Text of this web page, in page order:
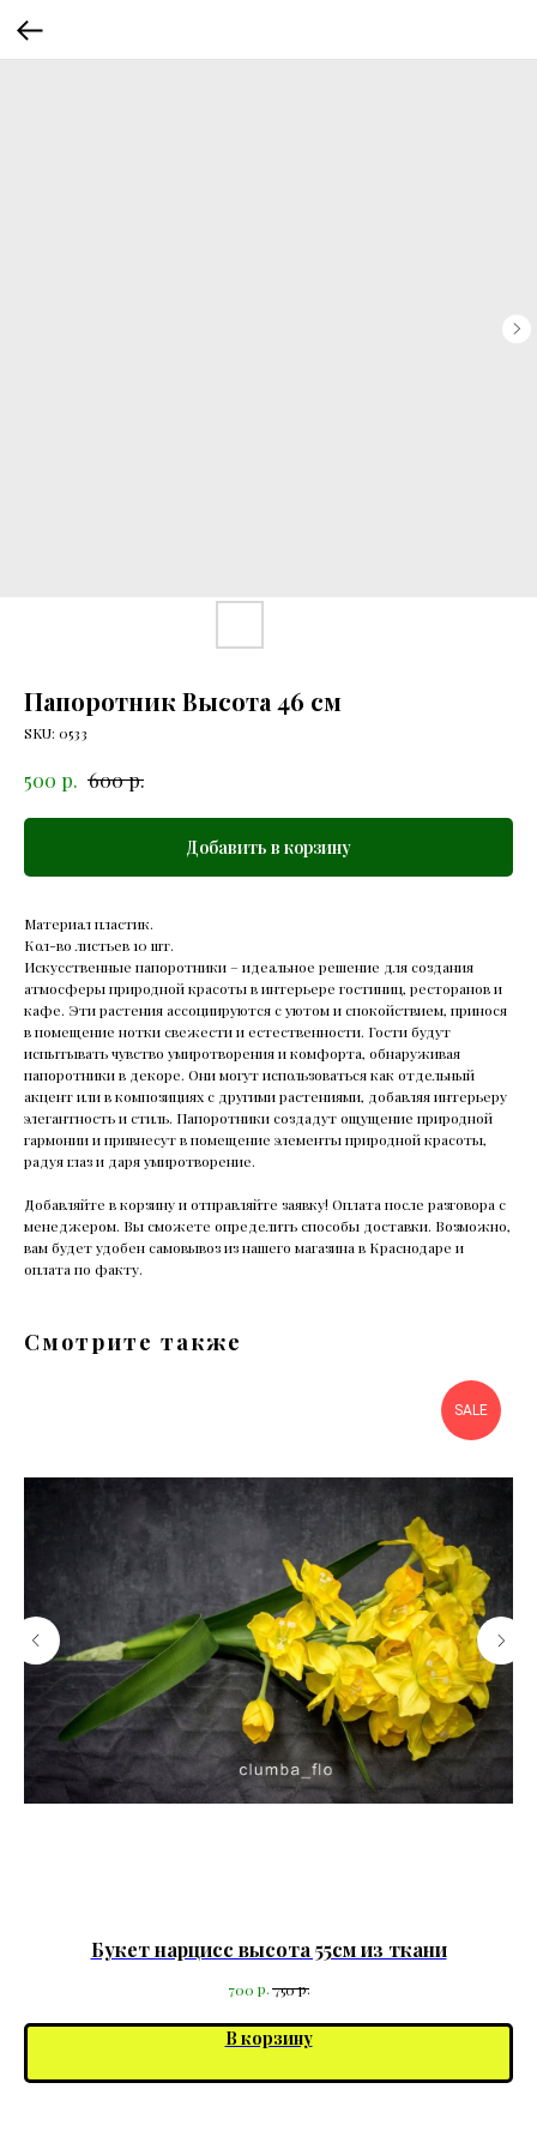
Папоротник Высота 46 см
SKU: 0533
500 р. 600р.
Добавить в корзину
Материал пластик.
Кол-во листьев 10 шт.
Искусственные папоротники – идеальное решение для создания
атмосферы природной красоты в интерьере гостиниц, ресторанов и
кафе. Эти растения ассоциируются с уютом и спокойствием, принося
в помещение нотки свежести и естественности. Гости будут
испытывать чувство умиротворения и комфорта, обнаруживая
папоротники в декоре. Они могут использоваться как отдельный
акцент или в композициях с другими растениями, добавляя интерьеру
элегантность и стиль. Папоротники создадут ощущение природной
гармонии и привнесут в помещение элементы природной красоты,
радуя глаз и даря умиротворение.
Добавляйте в корзину и отправляйте заявку! Оплата после разговора с
менеджером. Вы сможете определить способы доставки. Возможно,
вам будет удобен самовывоз из нашего магазина в Краснодаре и
оплата по факту.
Смотрите также
SALE
Букет нарцисс высота 55см из ткани
700 р. 750р.
В корзину